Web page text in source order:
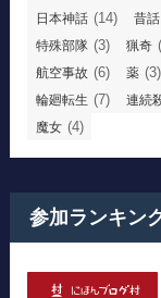
日本神話 (14) 昔話
特殊部隊 (3) 猟奇
航空事故 (6) 薬 (3)
輪廻転生 (7) 連続
魔女 (4)
参加ランキン